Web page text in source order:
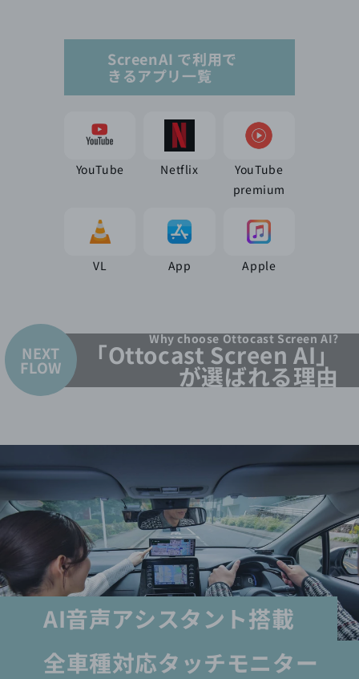
ScreenAI で利用で
きるアプリ一覧
YouTube Netflix
YouTube
premium
VL App Apple
NEXT
FLOW
Why choose Ottocast Screen AI?
「Ottocast Screen AI」
が選ばれる理由
AI音声アシスタント搭載
全車種対応タッチモニター